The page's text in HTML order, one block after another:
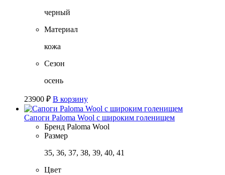
черный
Материал
кожа
Сезон
осень
23900 ₽ В корзину
Сапоги Paloma Wool с широким голенищем
Бренд Paloma Wool
Размер
35, 36, 37, 38, 39, 40, 41
Цвет